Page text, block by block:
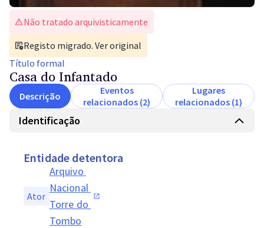
Não tratado arquivisticamente
Registo migrado. Ver original
Título formal
Casa do Infantado
Descrição
Eventos
relacionados (2)
Lugares
relacionados (1)
Identificação
Entidade detentora
Ator
Arquivo
Nacional
Torre do
Tombo